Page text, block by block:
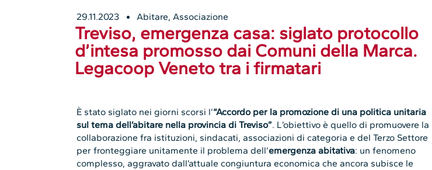
29.11.2023 Abitare,Associazione
Treviso, emergenza casa: siglato protocollo
d’intesa promosso dai Comuni della Marca.
Legacoop Veneto tra i firmatari
È stato siglato nei giorni scorsi l’“Accordo per la promozione di una politica unitaria
sul tema dell’abitare nella provincia di Treviso”. L’obiettivo è quello di promuovere la
collaborazione fra istituzioni, sindacati, associazioni di categoria e del Terzo Settore
per fronteggiare unitamente il problema dell’emergenza abitativa: un fenomeno
complesso, aggravato dall’attuale congiuntura economica che ancora subisce le